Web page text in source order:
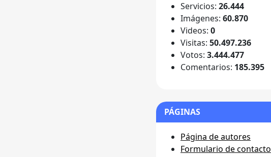
Servicios: 26.444
Imágenes: 60.870
Videos: 0
Visitas: 50.497.236
Votos: 3.444.477
Comentarios: 185.395
PÁGINAS
Página de autores
Formulario de contacto